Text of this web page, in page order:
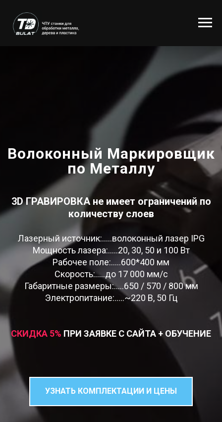
Волоконный Маркировщик
по Металлу
3D ГРАВИРОВКАне имеет ограничений по
количеству слоев
Лазерный источник:.....волоконный лазер IPG
Мощность лазера:.....20, 30, 50 и 100 Вт
Рабочее поле:.....600*400 мм
Скорость:.....до 17 000 мм/c
Габаритные размеры:.....650 / 570 / 800 мм
Электропитание:.....~220 В, 50 Гц
СКИДКА 5% ПРИ ЗАЯВКЕ С САЙТА + ОБУЧЕНИЕ
УЗНАТЬ КОМПЛЕКТАЦИИ И ЦЕНЫ